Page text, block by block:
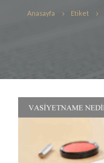
Anasayfa Etiket